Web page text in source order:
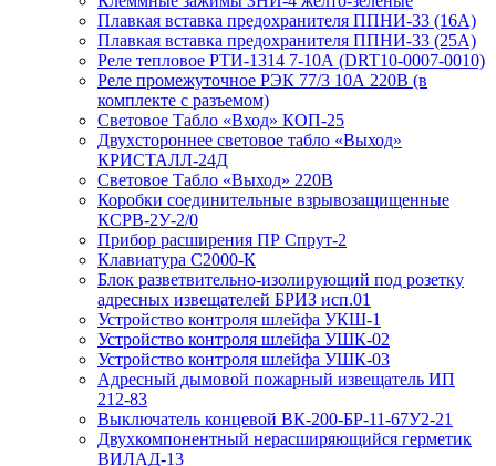
Плавкая вставка предохранителя ППНИ-33 (16А)
Плавкая вставка предохранителя ППНИ-33 (25А)
Реле тепловое РТИ-1314 7-10А (DRT10-0007-0010)
Реле промежуточное РЭК 77/3 10А 220В (в
комплекте с разъемом)
Световое Табло «Вход» КОП-25
Двухстороннее световое табло «Выход»
КРИСТАЛЛ-24Д
Световое Табло «Выход» 220В
Коробки соединительные взрывозащищенные
КСРВ-2У-2/0
Прибор расширения ПР Спрут-2
Клавиатура С2000-К
Блок разветвительно-изолирующий под розетку
адресных извещателей БРИЗ исп.01
Устройство контроля шлейфа УКШ-1
Устройство контроля шлейфа УШК-02
Устройство контроля шлейфа УШК-03
Адресный дымовой пожарный извещатель ИП
212-83
Выключатель концевой ВК-200-БР-11-67У2-21
Двухкомпонентный нерасширяющийся герметик
ВИЛАД-13